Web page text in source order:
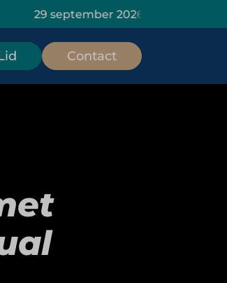
september 2026: HOMiES Masterclass
Contact